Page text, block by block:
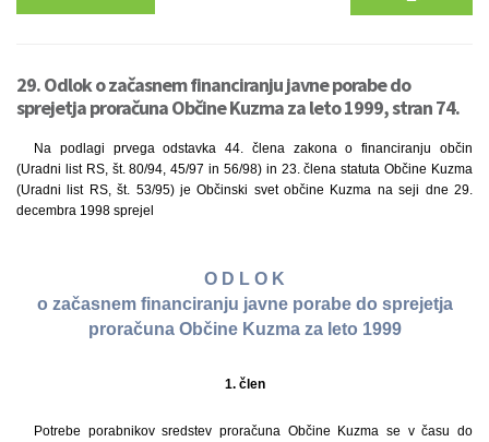
29. Odlok o začasnem financiranju javne porabe do
sprejetja proračuna Občine Kuzma za leto 1999, stran 74.
Na podlagi prvega odstavka 44. člena zakona o financiranju občin
(Uradni list RS, št. 80/94, 45/97 in 56/98) in 23. člena statuta Občine Kuzma
(Uradni list RS, št. 53/95) je Občinski svet občine Kuzma na seji dne 29.
decembra 1998 sprejel
O D L O K
o začasnem financiranju javne porabe do sprejetja
proračuna Občine Kuzma za leto 1999
1. člen
Potrebe porabnikov sredstev proračuna Občine Kuzma se v času do